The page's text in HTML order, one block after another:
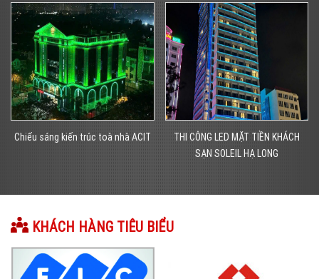
THI CÔNG LED MẶT TIỀN KHÁCH
Trang trí đô thị – Trang trí đường
phố tại Quảng Ninh
KHÁCH HÀNG TIÊU BIỂU